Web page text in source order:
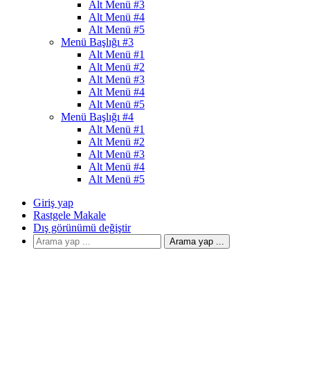
Alt Menü #3
Alt Menü #4
Alt Menü #5
Menü Başlığı #3
Alt Menü #1
Alt Menü #2
Alt Menü #3
Alt Menü #4
Alt Menü #5
Menü Başlığı #4
Alt Menü #1
Alt Menü #2
Alt Menü #3
Alt Menü #4
Alt Menü #5
Giriş yap
Rastgele Makale
Dış görünümü değiştir
Arama yap ...